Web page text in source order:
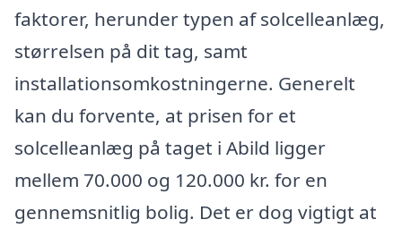
faktorer, herunder typen af solcelleanlæg,
størrelsen på dit tag, samt
installationsomkostningerne. Generelt
kan du forvente, at prisen for et
solcelleanlæg på taget i Abild ligger
mellem 70.000 og 120.000 kr. for en
gennemsnitlig bolig. Det er dog vigtigt at